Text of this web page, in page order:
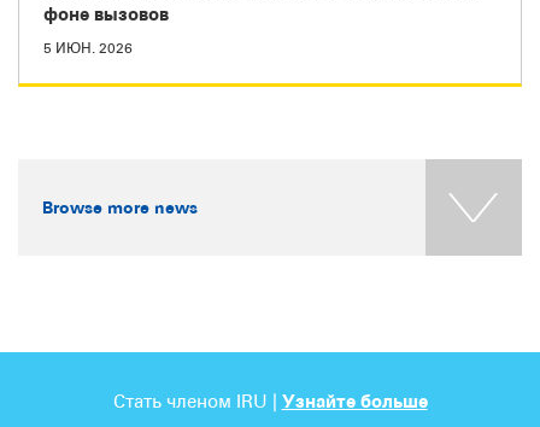
фоне вызовов
5 ИЮН. 2026
Browse more news
Стать членом IRU | Узнайте больше